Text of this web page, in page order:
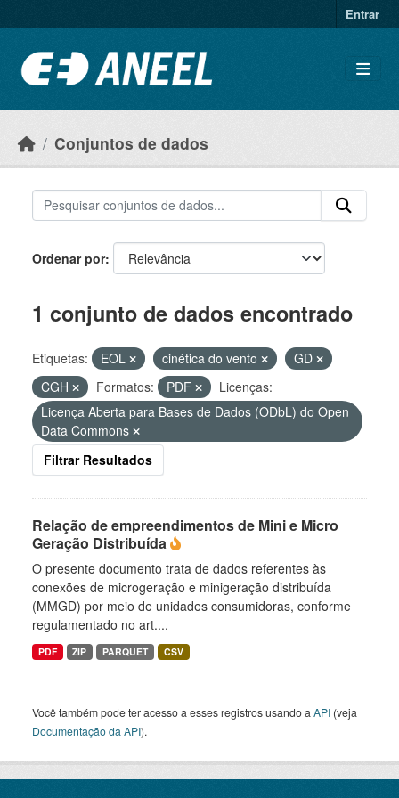
Entrar
Conjuntos de dados
Ordenar por
1 conjunto de dados encontrado
Etiquetas: EOL cinética do vento
GD
CGH
Formatos: PDF
Licenças:
Licença Aberta para Bases de Dados (ODbL) do Open
Data Commons
Filtrar Resultados
Relação de empreendimentos de Mini e Micro
Geração Distribuída
O presente documento trata de dados referentes às
conexões de microgeração e minigeração distribuída
(MMGD) por meio de unidades consumidoras, conforme
regulamentado no art....
PDF ZIP PARQUET CSV
Você também pode ter acesso a esses registros usando a API (veja
Documentação da API).